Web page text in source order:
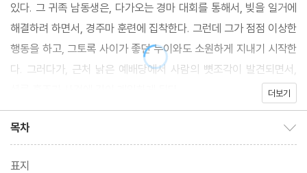
있다. 그 귀족 남동생은, 다가오는 경마 대회를 통해서, 빚을 일거에
해결하려 하면서, 경주마 훈련에 집착한다. 그런데 그가 점점 이상한
행동을 하고, 그토록 사이가 좋던 누이와도 소원하게 지내기 시작한
다. 그러다가, 근처 낡은 예배당에서 사람의 뼛조각이 발견되면서,
더보기
목차
표지